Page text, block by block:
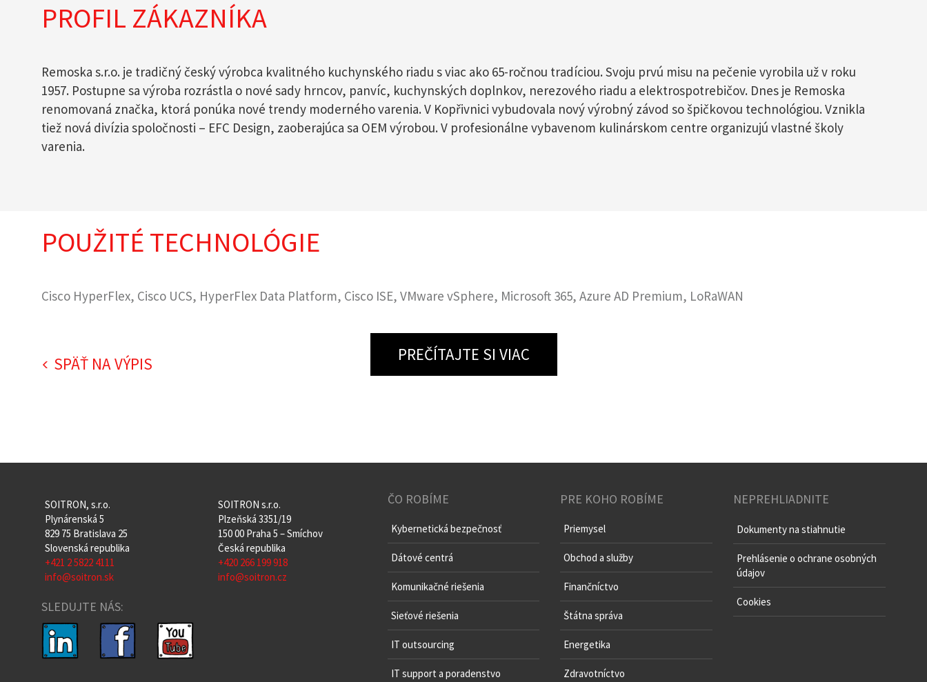
PROFIL ZÁKAZNÍKA
Remoska s.r.o. je tradičný český výrobca kvalitného kuchynského riadu s viac ako 65-ročnou tradíciou. Svoju prvú misu na pečenie vyrobila už v roku
1957. Postupne sa výroba rozrástla o nové sady hrncov, panvíc, kuchynských doplnkov, nerezového riadu a elektrospotrebičov. Dnes je Remoska
renomovaná značka, ktorá ponúka nové trendy moderného varenia. V Kopřivnici vybudovala nový výrobný závod so špičkovou technológiou. Vznikla
tiež nová divízia spoločnosti – EFC Design, zaoberajúca sa OEM výrobou. V profesionálne vybavenom kulinárskom centre organizujú vlastné školy
varenia.
POUŽITÉ TECHNOLÓGIE
Cisco HyperFlex, Cisco UCS, HyperFlex Data Platform, Cisco ISE, VMware vSphere, Microsoft 365, Azure AD Premium, LoRaWAN
PREČÍTAJTE SI VIAC
SPÄŤ NA VÝPIS
SOITRON, s.r.o.
Plynárenská 5
829 75 Bratislava 25
Slovenská republika
+421 2 5822 4111
info@soitron.sk
SOITRON s.r.o.
Plzeňská 3351/19
150 00 Praha 5 – Smíchov
Česká republika
+420 266 199 918
info@soitron.cz
SLEDUJTE NÁS:
ČO ROBÍME
Kybernetická bezpečnosť
Dátové centrá
Komunikačné riešenia
Sieťové riešenia
IT outsourcing
IT support a poradenstvo
PRE KOHO ROBÍME
Priemysel
Obchod a služby
Finančníctvo
Štátna správa
Energetika
Zdravotníctvo
NEPREHLIADNITE
Dokumenty na stiahnutie
Prehlásenie o ochrane osobných
údajov
Cookies